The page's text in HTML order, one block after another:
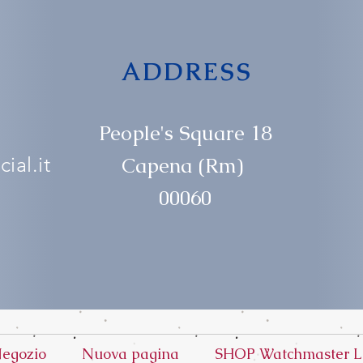
ADDRESS
People's Square 18
Capena (Rm)
00060
Nuova pagina SHOP Watchmaster